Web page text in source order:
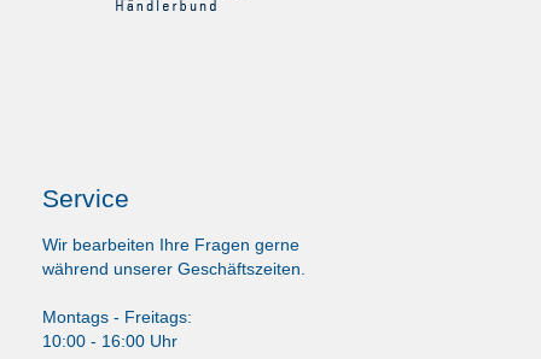
Service
Wir bearbeiten Ihre Fragen gerne
während unserer Geschäftszeiten.
Montags - Freitags:
10:00 - 16:00 Uhr